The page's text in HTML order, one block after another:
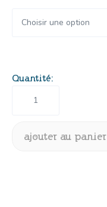
quantité
et
ajouter au panier